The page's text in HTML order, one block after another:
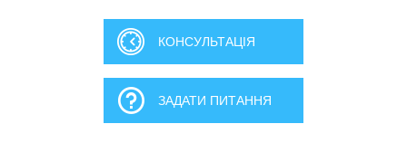
КОНСУЛЬТАЦІЯ
ЗАДАТИ ПИТАННЯ